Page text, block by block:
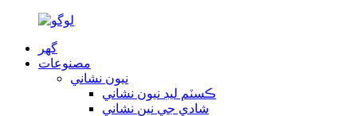
گهر
مصنوعات
نيون نشاني
ڪسٽم ليڊ نيون نشاني
شادي جي نين نشاني